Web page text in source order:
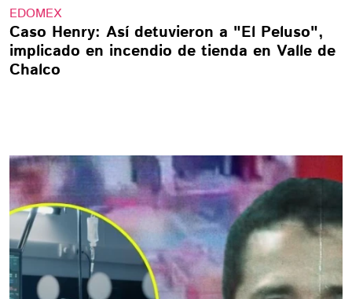
EDOMEX
Caso Henry: Así detuvieron a "El Peluso",
implicado en incendio de tienda en Valle de
Chalco